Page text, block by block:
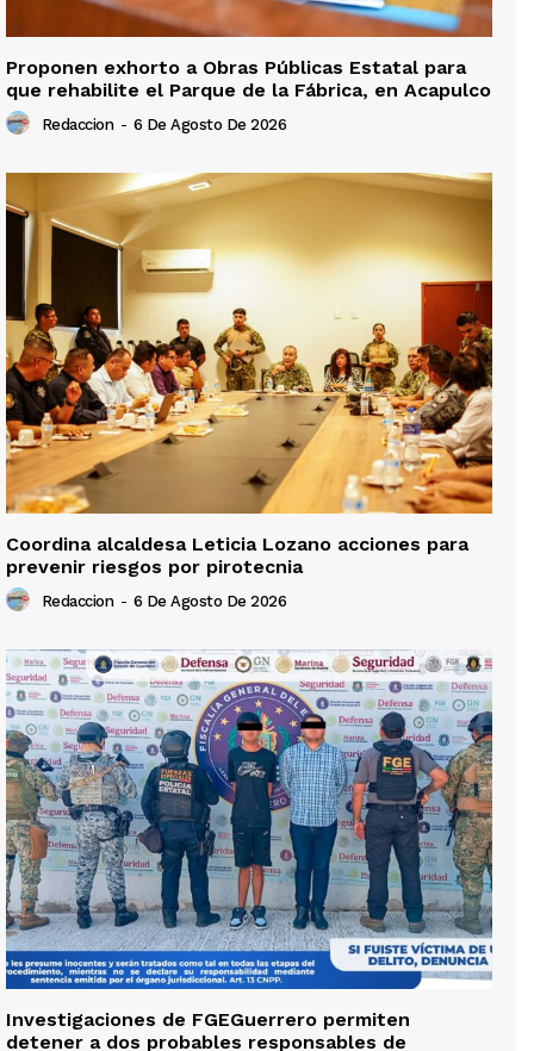
Proponen exhorto a Obras Públicas Estatal para
que rehabilite el Parque de la Fábrica, en Acapulco
Redaccion - 6 De Agosto De 2026
Coordina alcaldesa Leticia Lozano acciones para
prevenir riesgos por pirotecnia
Redaccion - 6 De Agosto De 2026
Investigaciones de FGEGuerrero permiten
detener a dos probables responsables de